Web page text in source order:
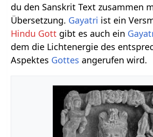
du den Sanskrit Text zusammen
Übersetzung. Gayatri ist ein
Hindu Gott gibt es auch ein
dem die Lichtenergie des
Aspektes Gottes angerufen wird.